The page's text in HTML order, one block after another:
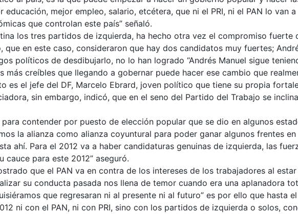
mejor empleo, salario, etcétera, que ni el PRI, ni el PAN lo van
que controlan este país” señaló.
los tres partidos de izquierda, ha hecho otra vez el compromiso fuerte
en este caso, consideraron que hay dos candidatos muy fuertes;
políticos de desdibujarlo, no lo han logrado “Andrés Manuel sigue
creíbles que llegando a gobernar puede hacer ese cambio que
es el jefe del DF, Marcelo Ebrard, joven político que tiene su propia
sin embargo, indicó, que en el seno del Partido del Trabajo se
contender por puesto de elección popular que se dio en algunos
la alianza como alianza coyuntural para poder ganar algunos frentes en
ahí. Para el 2012 va a haber candidaturas genuinas de izquierda, las
para este 2012” aseguró.
que el PAN va en contra de los intereses de los trabajadores al
su conducta pasada nos llena de temor cuando era una aplanadora
que regresaran ni al presente ni al futuro” es por ello que hasta
ni con el PAN, ni con PRI, sino con los partidos de izquierda o solos,